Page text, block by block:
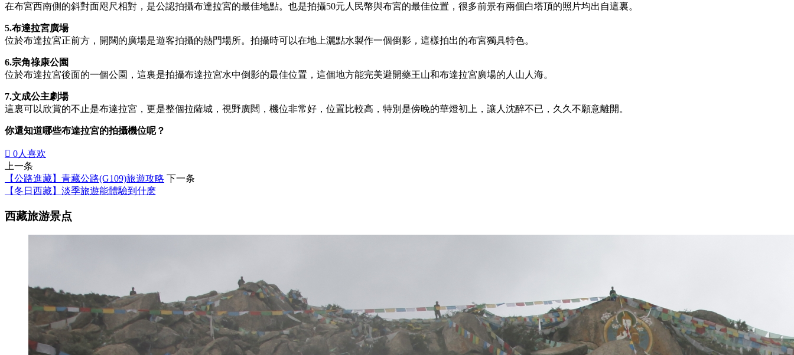
在布宮西南側的斜對面咫尺相對，是公認拍攝布達拉宮的最佳地點。也是拍攝50元人民幣與布宮的最佳位置，很多前景有兩個白塔頂的照片均出自這裏。
5.布達拉宮廣場
位於布達拉宮正前方，開闊的廣場是遊客拍攝的熱門場所。拍攝時可以在地上灑點水製作一個倒影，這樣拍出的布宮獨具特色。
6.宗角祿康公園
位於布達拉宮後面的一個公園，這裏是拍攝布達拉宮水中倒影的最佳位置，這個地方能完美避開藥王山和布達拉宮廣場的人山人海。
7.文成公主劇場
這裏可以欣賞的不止是布達拉宮，更是整個拉薩城，視野廣闊，機位非常好，位置比較高，特別是傍晚的華燈初上，讓人沈醉不已，久久不願意離開。
你還知道哪些布達拉宮的拍攝機位呢？
 0人喜欢
上一条
【公路進藏】青藏公路(G109)旅遊攻略 下一条
【冬日西藏】淡季旅遊能體驗到什麽
西藏旅游景点